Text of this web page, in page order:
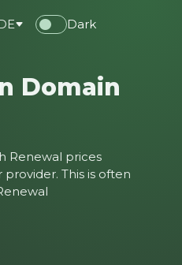
Dark
Domain
Renewal prices
This is often